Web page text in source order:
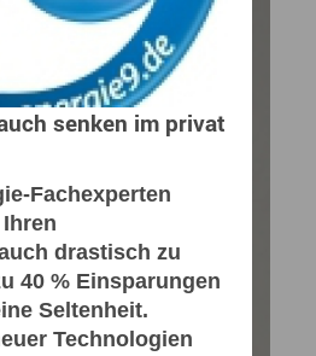
senken im privat
Fachexperten
drastisch zu
40 % Einsparungen
Seltenheit.
Technologien